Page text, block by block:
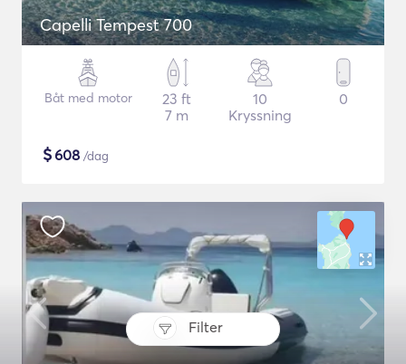
Filter
Capelli Tempest 700
Båt med motor
23 ft
7 m
10
Kryssning
0
$608 /dag